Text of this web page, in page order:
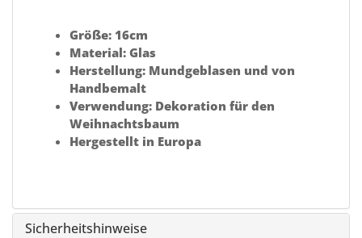
Größe: 16cm
Material: Glas
Herstellung: Mundgeblasen und von
Handbemalt
Verwendung: Dekoration für den
Weihnachtsbaum
Hergestellt in Europa
Sicherheitshinweise